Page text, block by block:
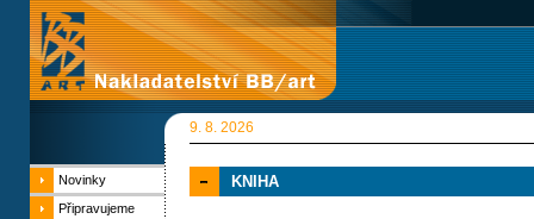
9. 8. 2026
Novinky
Připravujeme
KNIHA